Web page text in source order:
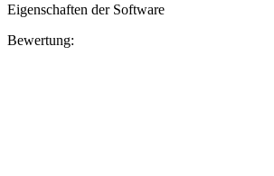
Eigenschaften der Software
Bewertung: